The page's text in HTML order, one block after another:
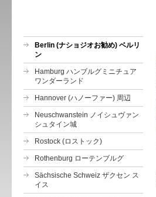
Berlin (ナショジオお勧め) ベルリ
ン
Hamburg ハンブルグミニチュア
ワンダーランド
Hannover (ハノーファー) 周辺
Neuschwanstein ノイシュヴァン
シュタイン城
Rostock (ロストック)
Rothenburg ローテンブルグ
Sächsische Schweiz ザクセン ス
イス